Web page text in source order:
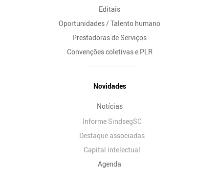
Editais
Oportunidades / Talento humano
Prestadoras de Serviços
Convenções coletivas e PLR
Novidades
Notícias
Informe SindsegSC
Destaque associadas
Capital intelectual
Agenda